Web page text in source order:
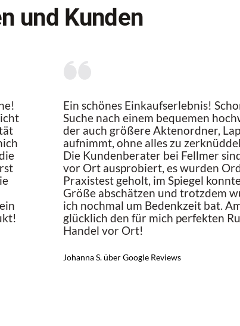
und Kunden
Ein schönes Einkaufserlebnis!
Suche nach einem bequemen
der auch größere Aktenordner,
aufnimmt, ohne alles zu
Die Kundenberater bei Fellmer
vor Ort ausprobiert, es wurden
Praxistest geholt, im Spiegel
Größe abschätzen und trotzdem
ich nochmal um Bedenkzeit bat.
glücklich den für mich perfekten
Handel vor Ort!
Johanna S. über Google Reviews